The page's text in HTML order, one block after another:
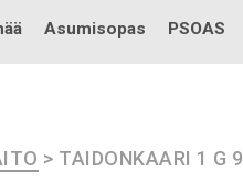
Asumisopas PSOAS
> TAIDONKAARI 1 G 9